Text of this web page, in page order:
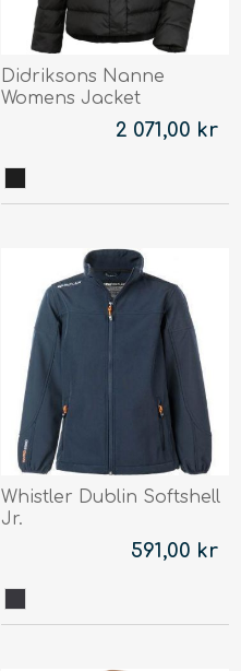
Didriksons Nanne
Womens Jacket
2 071,00 kr
Whistler Dublin Softshell
Jr.
591,00 kr